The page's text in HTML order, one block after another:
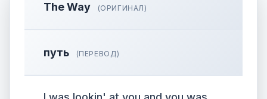
The Way (ОРИГИНАЛ)
путь (ПЕРЕВОД)